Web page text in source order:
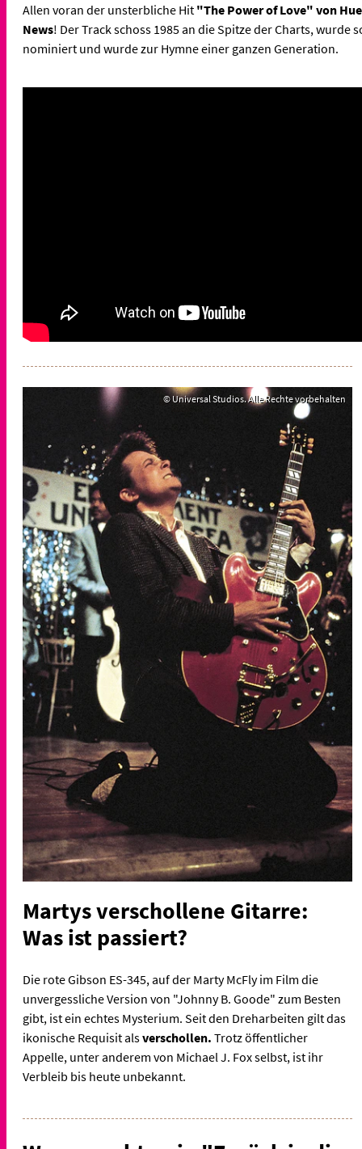
Allen voran der unsterbliche Hit "The Power of Love" von
News! Der Track schoss 1985 an die Spitze der Charts, wurde
nominiert und wurde zur Hymne einer ganzen Generation.
© Universal Studios. Alle Rechte vorbehalten
Martys verschollene Gitarre:
Was ist passiert?
Die rote Gibson ES-345, auf der Marty McFly im Film die
unvergessliche Version von "Johnny B. Goode" zum Besten
gibt, ist ein echtes Mysterium. Seit den Dreharbeiten gilt das
ikonische Requisit alsverschollen. Trotz öffentlicher
Appelle, unter anderem von Michael J. Fox selbst, ist ihr
Verbleib bis heute unbekannt.